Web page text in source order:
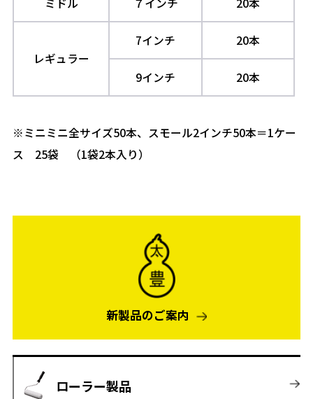
新製品のご案内
ローラー製品
ミドル ７インチ 20本
レギュラー
7インチ 20本
9インチ 20本
※ミニミニ全サイズ50本、スモール2インチ50本＝1ケー
ス 25袋 （1袋2本入り）